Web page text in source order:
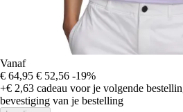
Vanaf
€ 64,95 € 52,56 -19%
+€ 2,63 cadeau voor je volgende
bevestiging van je bestelling